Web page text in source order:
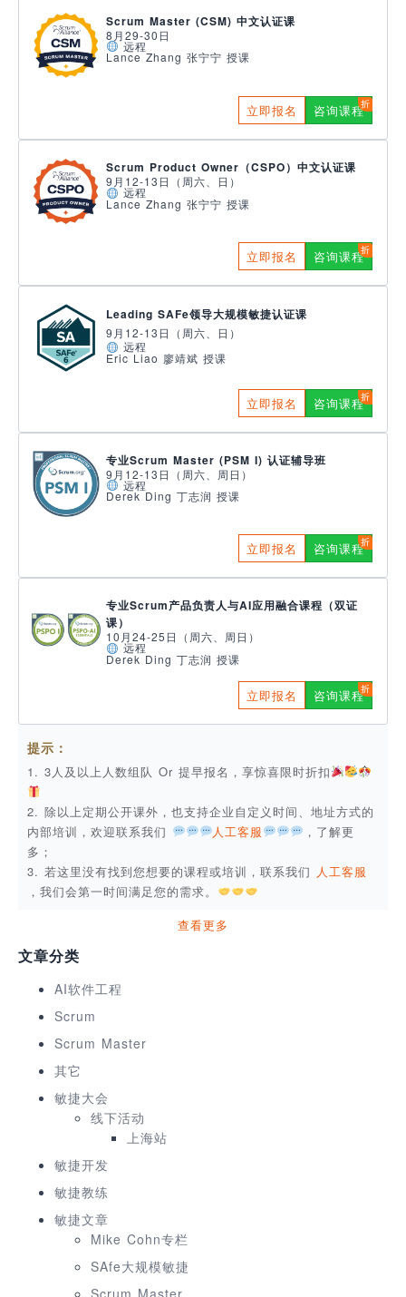
Scrum Master (CSM) 中文认证课
8月29-30日
远程
Lance Zhang 张宁宁 授课
立即报名 咨询课程
Scrum Product Owner（CSPO）中文认证课
9月12-13日（周六、日）
远程
Lance Zhang 张宁宁 授课
立即报名 咨询课程
Leading SAFe领导大规模敏捷认证课
9月12-13日（周六、日）
远程
Eric Liao 廖靖斌 授课
立即报名 咨询课程
专业Scrum Master (PSM I) 认证辅导班
9月12-13日（周六、周日）
远程
Derek Ding 丁志润 授课
立即报名 咨询课程
专业Scrum产品负责人与AI应用融合课程（双证
课）
10月24-25日（周六、周日）
远程
Derek Ding 丁志润 授课
立即报名 咨询课程
提示：
1. 3人及以上人数组队 Or 提早报名，享惊喜限时折扣
2. 除以上定期公开课外，也支持企业自定义时间、地址方式的
内部培训，欢迎联系我们
人工客服
，了解更
多；
3. 若这里没有找到您想要的课程或培训，联系我们 人工客服
，我们会第一时间满足您的需求。
查看更多
文章分类
AI软件工程
Scrum
Scrum Master
其它
敏捷大会
线下活动
上海站
敏捷开发
敏捷教练
敏捷文章
Mike Cohn专栏
SAfe大规模敏捷
Scrum Master